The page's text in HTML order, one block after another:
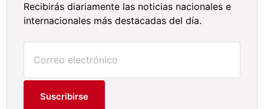
Recibirás diariamente las noticias nacionales e
internacionales más destacadas del día.
Suscribirse